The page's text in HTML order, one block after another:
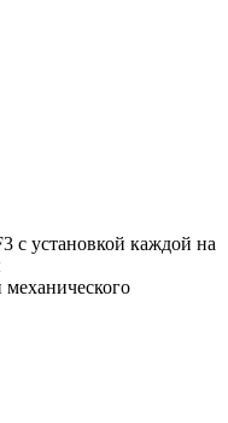
с установкой каждой на